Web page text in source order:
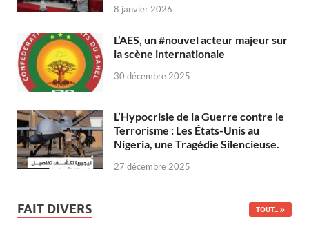
8 janvier 2026
L’AES, un #nouvel acteur majeur sur
la scène internationale
30 décembre 2025
L’Hypocrisie de la Guerre contre le
Terrorisme : Les États-Unis au
Nigeria, une Tragédie Silencieuse.
27 décembre 2025
FAIT DIVERS TOUT...